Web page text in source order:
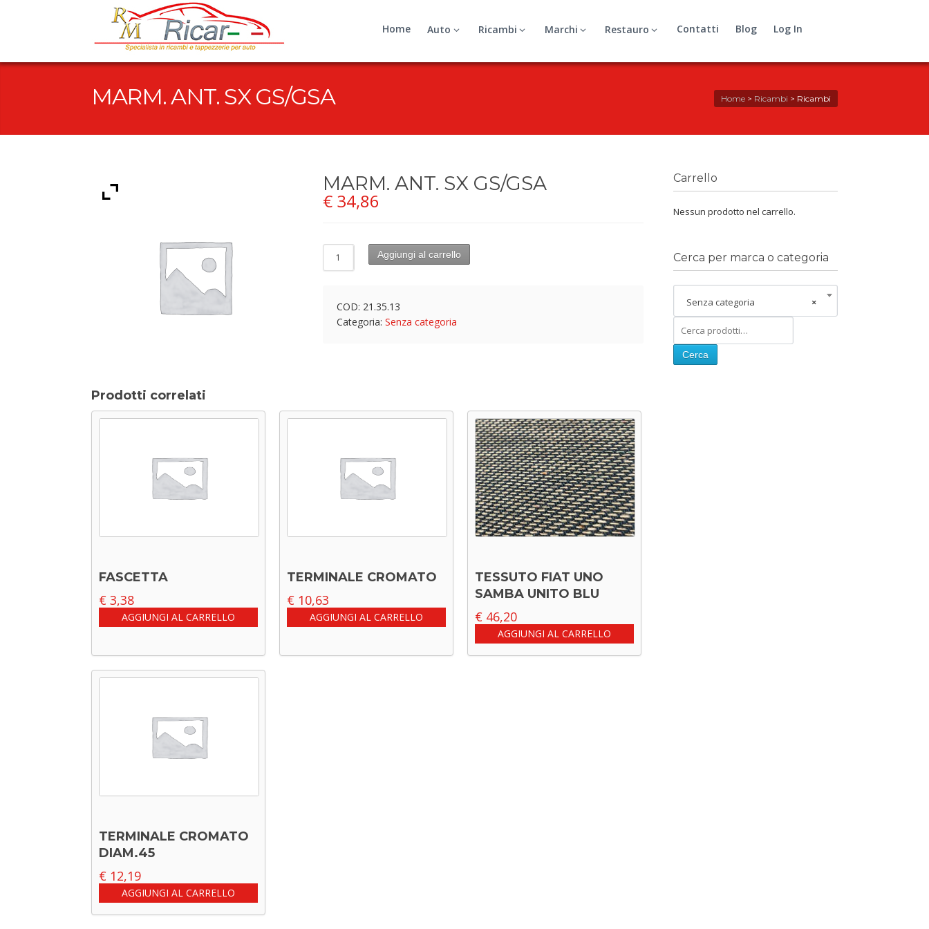
Home Auto Ricambi Marchi Restauro Contatti Blog Log In
MARM. ANT. SX GS/GSA Home> Ricambi > Ricambi
MARM. ANT. SX GS/GSA
€ 34,86
Aggiungi al carrello
COD: 21.35.13
Categoria: Senza categoria
Prodotti correlati
FASCETTA
€ 3,38
AGGIUNGI AL CARRELLO
TERMINALE CROMATO
€ 10,63
AGGIUNGI AL CARRELLO
TESSUTO FIAT UNO
SAMBA UNITO BLU
€ 46,20
AGGIUNGI AL CARRELLO
TERMINALE CROMATO
DIAM.45
€ 12,19
AGGIUNGI AL CARRELLO
Carrello
Nessun prodotto nel carrello.
Cerca per marca o categoria
×
Senza categoria
Cerca